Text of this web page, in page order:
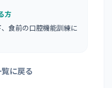
方
食前の口腔機能訓練に
に戻る